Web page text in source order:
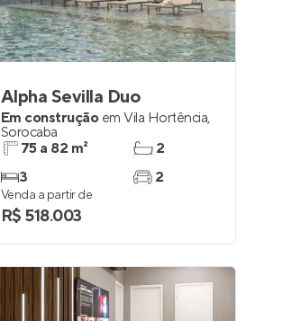
Alpha Sevilla Duo
Em construção em Vila Hortência,
Sorocaba
75 a 82 m²
3
2
2
Venda a partir de
R$ 518.003